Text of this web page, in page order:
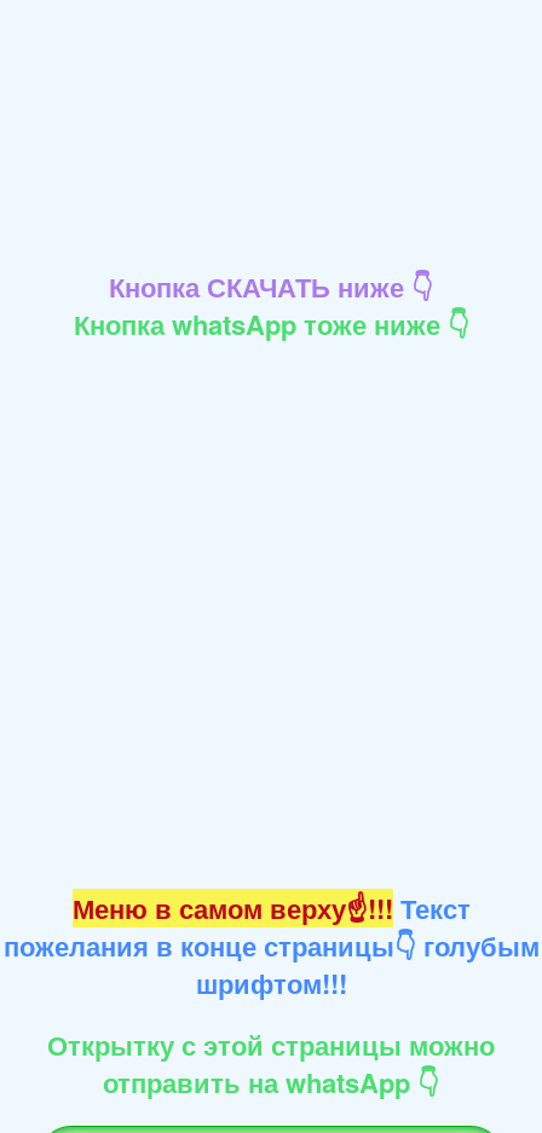
Кнопка СКАЧАТЬ ниже 👇
Кнопка whatsApp тоже ниже 👇
Меню в самом верху☝!!! Текст
пожелания в конце страницы👇 голубым
шрифтом!!!
Открытку с этой страницы можно
отправить на whatsApp 👇